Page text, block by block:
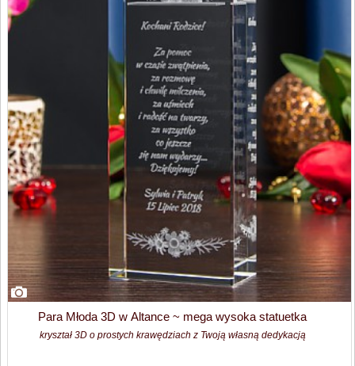
Para Młoda 3D w Altance ~ mega wysoka statuetka
kryształ 3D o prostych krawędziach z Twoją własną dedykacją